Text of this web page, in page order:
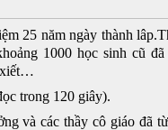
25 năm ngày thành
1000 học sinh cũ đã
xiết…
trong 120 giây).
và các thầy cô giáo đã